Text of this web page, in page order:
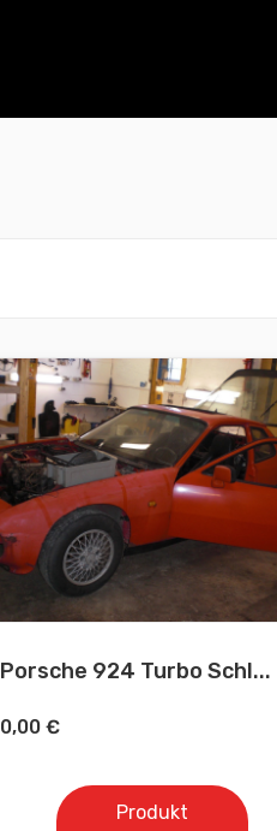
Porsche 924 Turbo Schl...
0,00 €
Produkt